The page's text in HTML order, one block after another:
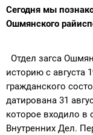
Сегодня мы
Ошмянского
Отдел загса
историю с августа
гражданского
датирована 31
которое входило в
Внутренних Дел.